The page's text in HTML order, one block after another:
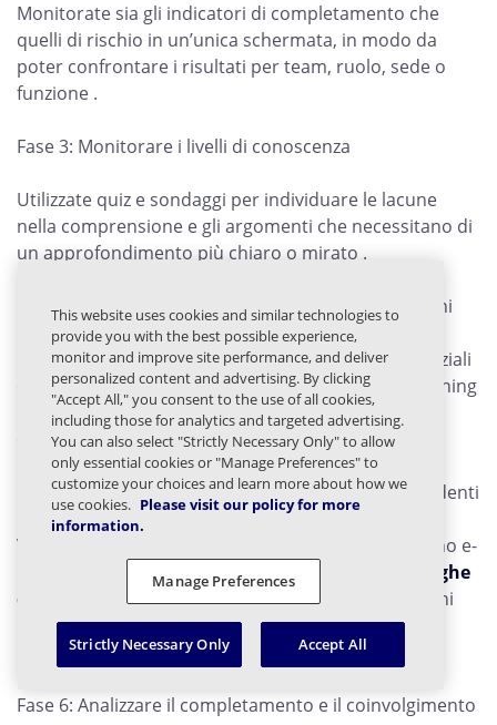
Monitorate sia gli indicatori di completamento che
quelli di rischio in un’unica schermata, in modo da
poter confrontare i risultati per team, ruolo, sede o
funzione .
Fase 3: Monitorare i livelli di conoscenza
Utilizzate quiz e sondaggi per individuare le lacune
nella comprensione e gli argomenti che necessitano di
un approfondimento più chiaro o mirato .
Fase 4: Misurare il comportamento nelle simulazioni
Monitorate i tassi di clic, l’inserimento delle credenziali
e le azioni intraprese durante le simulazioni di phishing
per verificare come i dipendenti reagiscono in
condizioni realistiche.
Fase 5: Monitorare i tassi di segnalazione degli incidenti
Valutate con quale frequenza i dipendenti segnalano e-
mail o attività sospette che potrebbero causare
fughe
di dati
, poiché un numero maggiore di segnalazioni
indica solitamente una maggiore consapevolezza e
un’escalation più rapida.
Fase 6: Analizzare il completamento e il coinvolgimento
This website uses cookies and similar technologies to
provide you with the best possible experience,
monitor and improve site performance, and deliver
personalized content and advertising. By clicking
"Accept All," you consent to the use of all cookies,
including those for analytics and targeted advertising.
You can also select "Strictly Necessary Only" to allow
only essential cookies or "Manage Preferences" to
customize your choices and learn more about how we
use cookies. Please visit our policy for more
information.
Manage Preferences
Strictly Necessary Only Accept All